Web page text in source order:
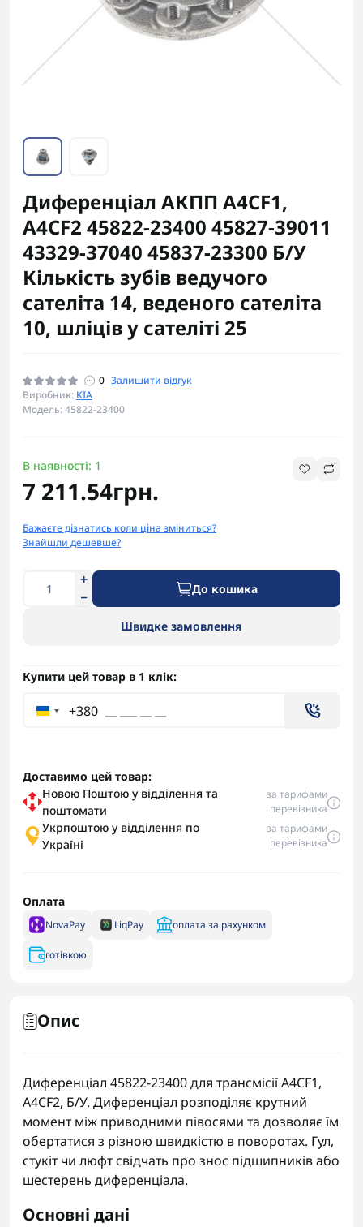
Диференціал АКПП A4CF1,
A4CF2 45822-23400 45827-39011
43329-37040 45837-23300 Б/У
Кількість зубів ведучого
сателіта 14, веденого сателіта
10, шліців у сателіті 25
0 Залишити відгук
Виробник: KIA
Модель: 45822-23400
В наявності: 1
7 211.54грн.
Бажаєте дізнатись коли ціна зміниться?
Знайшли дешевше?
До кошика
Швидке замовлення
Купити цей товар в 1 клік:
+380
Доставимо цей товар:
Новою Поштою у відділення та
поштомати
за тарифами
перевізника
Укрпоштою у відділення по
Україні
за тарифами
перевізника
Оплата
NovaPay LiqPay оплата за рахунком
готівкою
Опис
Диференціал 45822-23400 для трансмісії A4CF1,
A4CF2, Б/У. Диференціал розподіляє крутний
момент між приводними півосями та дозволяє їм
обертатися з різною швидкістю в поворотах. Гул,
стукіт чи люфт свідчать про знос підшипників або
шестерень диференціала.
Основні дані